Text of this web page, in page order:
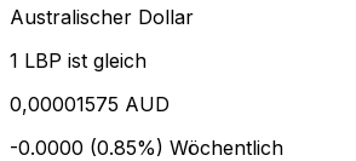
Australischer Dollar
1 LBP ist gleich
0,00001575 AUD
-0.0000 (0.85%) Wöchentlich